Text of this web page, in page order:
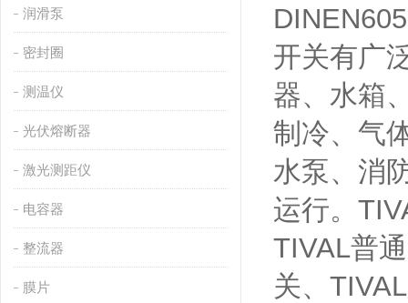
润滑泵
密封圈
测温仪
光伏熔断器
激光测距仪
电容器
整流器
膜片
开关有广
器、水箱
制冷、气
水泵、消
运行。
TIVAL普
关、